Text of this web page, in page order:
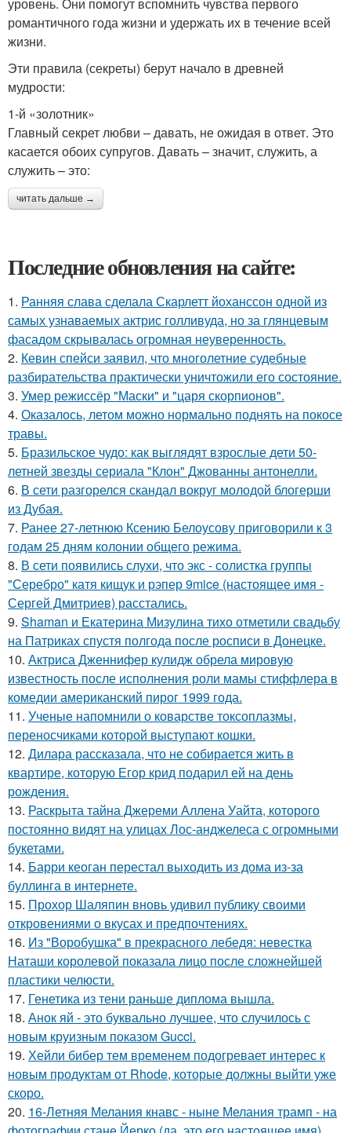
уровень. Они помогут вспомнить чувства первого
романтичного года жизни и удержать их в течение всей
жизни.
Эти правила (секреты) берут начало в древней
мудрости:
1-й «золотник»
Главный секрет любви – давать, не ожидая в ответ. Это
касается обоих супругов. Давать – значит, служить, а
служить – это:
читать дальше →
Последние обновления на сайте:
1. Ранняя слава сделала Скарлетт йоханссон одной из
самых узнаваемых актрис голливуда, но за глянцевым
фасадом скрывалась огромная неуверенность.
2. Кевин спейси заявил, что многолетние судебные
разбирательства практически уничтожили его состояние.
3. Умер режиссёр "Маски" и "царя скорпионов".
4. Оказалось, летом можно нормально поднять на покосе
травы.
5. Бразильское чудо: как выглядят взрослые дети 50-
летней звезды сериала "Клон" Джованны антонелли.
6. В сети разгорелся скандал вокруг молодой блогерши
из Дубая.
7. Ранее 27-летнюю Ксению Белоусову приговорили к 3
годам 25 дням колонии общего режима.
8. В сети появились слухи, что экс - солистка группы
"Серебро" катя кищук и рэпер 9mice (настоящее имя -
Сергей Дмитриев) расстались.
9. Shaman и Екатерина Мизулина тихо отметили свадьбу
на Патриках спустя полгода после росписи в Донецке.
10. Актриса Дженнифер кулидж обрела мировую
известность после исполнения роли мамы стиффлера в
комедии американский пирог 1999 года.
11. Ученые напомнили о коварстве токсоплазмы,
переносчиками которой выступают кошки.
12. Дилара рассказала, что не собирается жить в
квартире, которую Егор крид подарил ей на день
рождения.
13. Раскрыта тайна Джереми Аллена Уайта, которого
постоянно видят на улицах Лос-анджелеса с огромными
букетами.
14. Барри кеоган перестал выходить из дома из-за
буллинга в интернете.
15. Прохор Шаляпин вновь удивил публику своими
откровениями о вкусах и предпочтениях.
16. Из "Воробушка" в прекрасного лебедя: невестка
Наташи королевой показала лицо после сложнейшей
пластики челюсти.
17. Генетика из тени раньше диплома вышла.
18. Анок яй - это буквально лучшее, что случилось с
новым круизным показом Gucci.
19. Хейли бибер тем временем подогревает интерес к
новым продуктам от Rhode, которые должны выйти уже
скоро.
20. 16-Летняя Мелания кнавс - ныне Мелания трамп - на